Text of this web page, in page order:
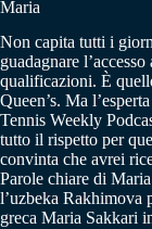
Maria
Non capita tutti i
guadagnare
qualificazioni. È
Queen’s. Ma
Tennis Weekly
tutto il rispetto per
convinta che avrei
Parole chiare di
l’uzbeka Rakhimova
greca Maria Sakkari